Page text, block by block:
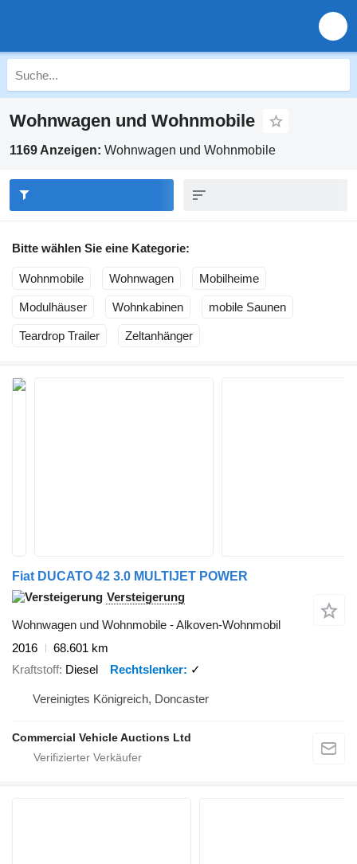
Wohnwagen und Wohnmobile
1169 Anzeigen: Wohnwagen und Wohnmobile
Bitte wählen Sie eine Kategorie:
Wohnmobile Wohnwagen Mobilheime
Modulhäuser Wohnkabinen mobile Saunen
Teardrop Trailer Zeltanhänger
Fiat DUCATO 42 3.0 MULTIJET POWER
Versteigerung
Wohnwagen und Wohnmobile - Alkoven-Wohnmobil
2016
68.601 km
Kraftstoff Diesel Rechtslenker ✓
Vereinigtes Königreich, Doncaster
Commercial Vehicle Auctions Ltd